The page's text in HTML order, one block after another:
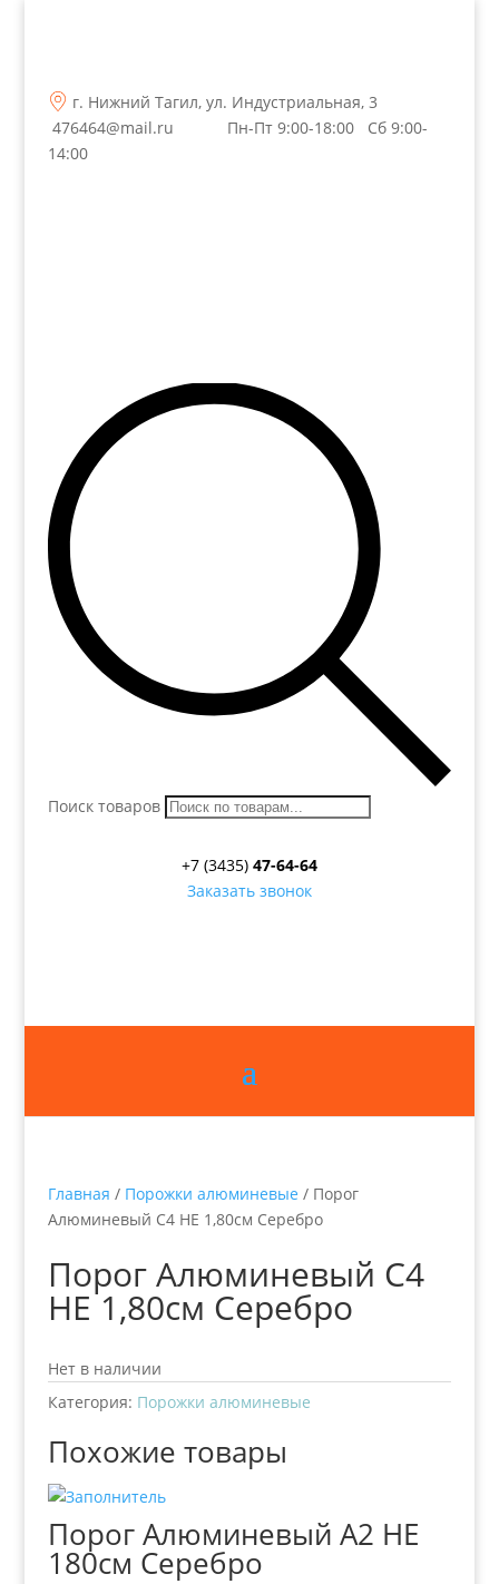
г. Нижний Тагил, ул. Индустриальная, 3
476464@mail.ru
Пн-Пт 9:00-18:00 Сб 9:00-
14:00
Поиск товаров
+7 (3435) 47-64-64
Заказать звонок
Главная / Порожки алюминевые / Порог
Алюминевый С4 НЕ 1,80см Серебро
Порог Алюминевый С4
НЕ 1,80см Серебро
Нет в наличии
Категория: Порожки алюминевые
Похожие товары
Порог Алюминевый А2 НЕ
180см Серебро